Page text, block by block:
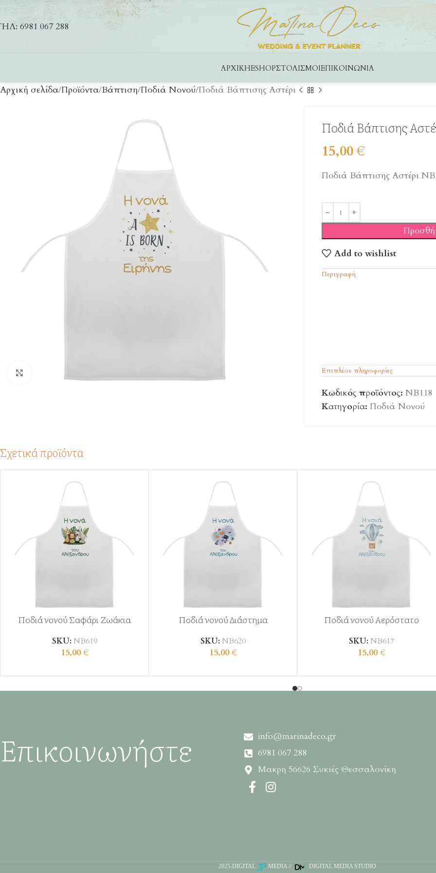
6981 067 288
ΑΡΧΙΚΉESHOPΣΤΟΛΙΣΜΟΊΕΠΙΚΟΙΝΩΝΊΑ
Αρχική σελίδα Προϊόντα Βάπτιση Ποδιά Νονού Ποδιά Βάπτισης Αστέρι
Ποδιά Βάπτισης
15,00€
Ποδιά Βάπτισης Αστέρι
Add to wishlist
Περιγραφή
Επιπλέον πληροφορίες
Κωδικός προϊόντος: ΝΒ118
Κατηγορία: Ποδιά Νονού
Σχετικά προϊόντα
Ποδιά νονού Σαφάρι Ζωάκια
SKU: ΝΒ619
15,00€
Ποδιά νονού Διάστημα
SKU: ΝΒ620
15,00€
Ποδιά νονού Αερόστατο
SKU: ΝΒ617
15,00€
Επικοινωνήστε
info@marinadeco.gr
6981 067 288
Μακρη 56626 Συκιές Θεσσαλονίκη
2025-DIGITAL MEDIA // DIGITAL MEDIA STUDIO